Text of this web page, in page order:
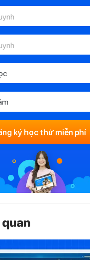
ký học thử miễn phí